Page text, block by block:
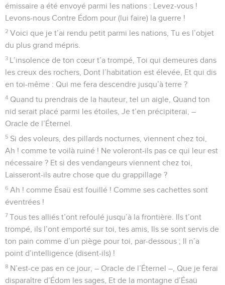
émissaire a été envoyé parmi les nations : Levez-vous !
Levons-nous Contre Édom pour (lui faire) la guerre !
2 Voici que je t’ai rendu petit parmi les nations, Tu es l’objet
du plus grand mépris.
3 L’insolence de ton cœur t’a trompé, Toi qui demeures dans
les creux des rochers, Dont l’habitation est élevée, Et qui dis
en toi-même : Qui me fera descendre jusqu’à terre ?
4 Quand tu prendrais de la hauteur, tel un aigle, Quand ton
nid serait placé parmi les étoiles, Je t’en précipiterai, –
Oracle de l’Éternel.
5 Si des voleurs, des pillards nocturnes, viennent chez toi,
Ah ! comme te voilà ruiné ! Ne voleront-ils pas ce qui leur est
nécessaire ? Et si des vendangeurs viennent chez toi,
Laisseront-ils autre chose que du grappillage ?
6 Ah ! comme Ésaü est fouillé ! Comme ses cachettes sont
éventrées !
7 Tous tes alliés t’ont refoulé jusqu’à la frontière. Ils t’ont
trompé, ils l’ont emporté sur toi, tes amis, Ils se sont servis de
ton pain comme d’un piège pour toi, par-dessous ; Il n’a
point d’intelligence (disent-ils) !
8 N’est-ce pas en ce jour, – Oracle de l’Éternel –, Que je ferai
disparaître d’Édom les sages, Et de la montagne d’Ésaü